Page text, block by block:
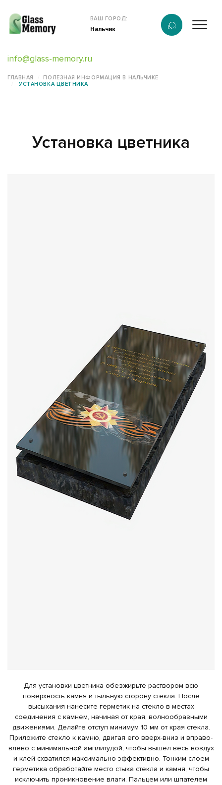
info@glass-memory.ru
ВАШ ГОРОД:
Нальчик
Продукция
Конструктор памятников
ГЛАВНАЯ
ПОЛЕЗНАЯ ИНФОРМАЦИЯ В НАЛЬЧИКЕ
УСТАНОВКА ЦВЕТНИКА
Установка цветника
Для установки цветника обезжирьте раствором всю
поверхность камня и тыльную сторону стекла. После
высыхания нанесите герметик на стекло в местах
соединения с камнем, начиная от края, волнообразными
движениями. Делайте отступ минимум 10 мм от края стекла.
Приложите стекло к камню, двигая его вверх-вниз и вправо-
влево с минимальной амплитудой, чтобы вышел весь воздух
и клей схватился максимально эффективно. Тонким слоем
герметика обработайте место стыка стекла и камня, чтобы
исключить проникновение влаги. Пальцем или шпателем